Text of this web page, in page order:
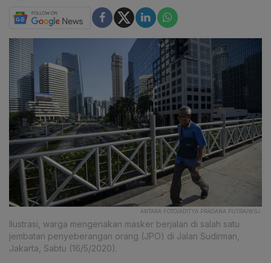
ANTARA FOTO/ADITYA PRADANA PUTRA/WSJ.
Ilustrasi, warga mengenakan masker berjalan di salah satu
jembatan penyeberangan orang (JPO) di Jalan Sudirman,
Jakarta, Sabtu (16/5/2020).